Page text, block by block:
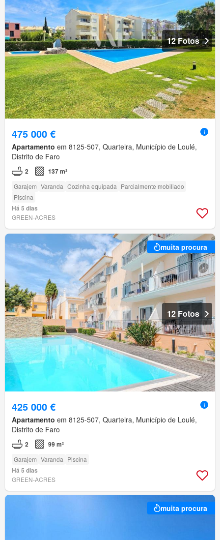
12 Fotos
475 000 €
Apartamento em 8125-507, Quarteira, Município de Loulé,
Distrito de Faro
2 137 m²
Garajem Varanda Cozinha equipada Parcialmente mobiliado
Piscina
Há 5 dias
GREEN-ACRES
muita procura
12 Fotos
425 000 €
Apartamento em 8125-507, Quarteira, Município de Loulé,
Distrito de Faro
2 99 m²
Garajem Varanda Piscina
Há 5 dias
GREEN-ACRES
muita procura